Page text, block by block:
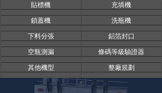
貼標機
鎖蓋機
下料分張
空瓶測漏
其他機型
充填機
洗瓶機
鋁箔封口
條碼等級驗證器
整廠規劃